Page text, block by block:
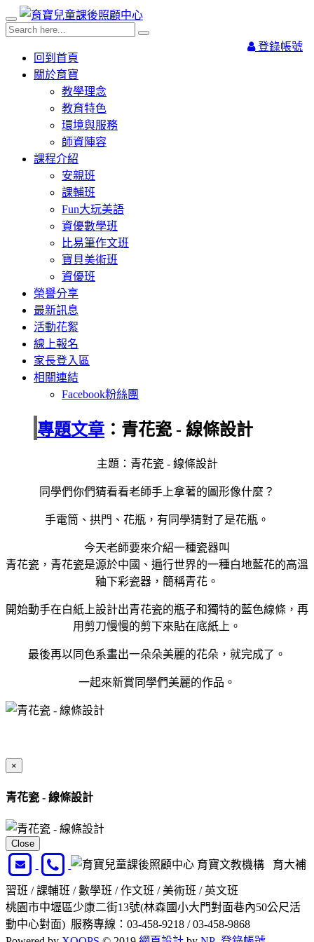
登錄帳號
回到首頁
關於育寶
教學理念
教育特色
環境與服務
師資陣容
課程介紹
安親班
課輔班
Fun大玩美語
資優數學班
比易筆作文班
寶貝美術班
資優班
榮譽分享
最新訊息
活動花絮
線上報名
家長登入區
相關連結
Facebook粉絲團
專題文章 ：青花瓷 - 線條設計
主題：青花瓷 - 線條設計
同學們你們猜看看老師手上拿著的圖形像什麼？
手電筒、拱門、花瓶，有同學猜對了是花瓶。
今天老師要來介紹一種瓷器叫
青花瓷，青花瓷是源於中國、遍行世界的一種白地藍花的高溫
釉下彩瓷器，簡稱青花。
開始動手在白紙上設計出青花瓷的瓶子和獨特的藍色線條，再
用剪刀慢慢的剪下來貼在底紙上。
最後再以同色系畫出一朵朵美麗的花朵，就完成了。
一起來新賞同學們美麗的作品。
×
青花瓷 - 線條設計
Close
育寶文教機構 育大補
習班 / 課輔班 / 數學班 / 作文班 / 美術班 / 英文班
桃園市中壢區少康二街13號(林森國小大門對面巷內50公尺活
動中心對面) 服務專線：03-458-9218 / 03-458-9868